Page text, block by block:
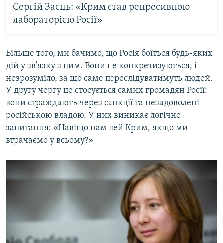
Сергій Заєць: «Крим став репресивною
лабораторією Росії»
Більше того, ми бачимо, що Росія боїться будь-яких
дій у зв'язку з цим. Вони не конкретизуються, і
незрозуміло, за що саме переслідуватимуть людей.
У другу чергу це стосується самих громадян Росії:
вони страждають через санкції та незадоволені
російською владою. У них виникає логічне
запитання: «Навіщо нам цей Крим, якщо ми
втрачаємо у всьому?»